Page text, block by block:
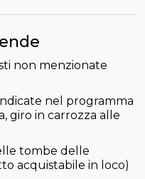
non menzionate
nel programma
giro in carrozza alle
tombe delle
acquistabile in loco)